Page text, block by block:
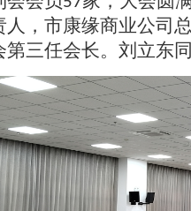
人，市康缘商业公司
三任会长。刘立东